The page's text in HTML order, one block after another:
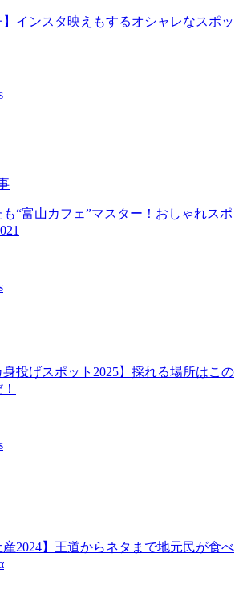
】インスタ映えもするオシャレなスポッ
“富山カフェ”マスター！おしゃれスポ
身投げスポット2025】採れる場所はこの
産2024】王道からネタまで地元民が食べ